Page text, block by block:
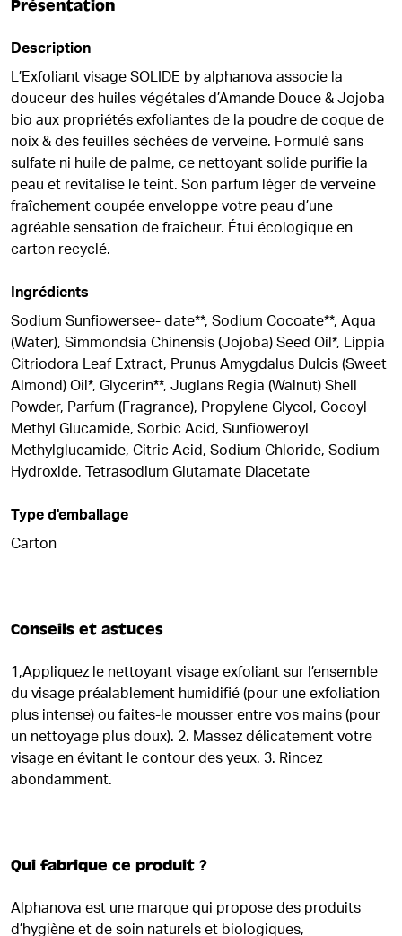
Présentation
Description
L’Exfoliant visage SOLIDE by alphanova associe la
douceur des huiles végétales d’Amande Douce & Jojoba
bio aux propriétés exfoliantes de la poudre de coque de
noix & des feuilles séchées de verveine. Formulé sans
sulfate ni huile de palme, ce nettoyant solide purifie la
peau et revitalise le teint. Son parfum léger de verveine
fraîchement coupée enveloppe votre peau d’une
agréable sensation de fraîcheur. Étui écologique en
carton recyclé.
Ingrédients
Sodium Sunfiowersee- date**, Sodium Cocoate**, Aqua
(Water), Simmondsia Chinensis (Jojoba) Seed Oil*, Lippia
Citriodora Leaf Extract, Prunus Amygdalus Dulcis (Sweet
Almond) Oil*, Glycerin**, Juglans Regia (Walnut) Shell
Powder, Parfum (Fragrance), Propylene Glycol, Cocoyl
Methyl Glucamide, Sorbic Acid, Sunfioweroyl
Methylglucamide, Citric Acid, Sodium Chloride, Sodium
Hydroxide, Tetrasodium Glutamate Diacetate
Type d'emballage
Carton
Conseils et astuces
1,Appliquez le nettoyant visage exfoliant sur l’ensemble
du visage préalablement humidifié (pour une exfoliation
plus intense) ou faites-le mousser entre vos mains (pour
un nettoyage plus doux). 2. Massez délicatement votre
visage en évitant le contour des yeux. 3. Rincez
abondamment.
Qui fabrique ce produit ?
Alphanova est une marque qui propose des produits
d’hygiène et de soin naturels et biologiques,